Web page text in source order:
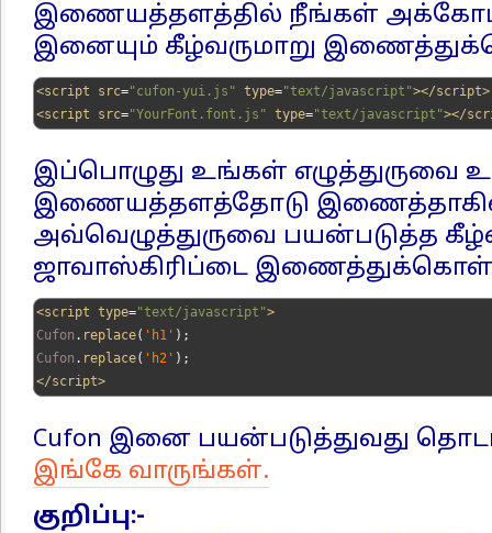
இணையத்தளத்தில் நீங்கள்
இனையும் கீழ்வருமாறு
<script src="cufon-yui.js" type="text/javascript"></script>
<script
src="YourFont.font.js" type="text/javascript"></
இப்பொழுது உங்கள் எழுத்துருவை
இணையத்தளத்தோடு
அவ்வெழுத்துருவை பயன்படுத்த
ஜாவாஸ்கிரிப்டை
<script type="text/javascript">
Cufon . replace( 'h1' );
Cufon . replace( 'h2' );
</script>
Cufon இனை பயன்படுத்துவது
இங்கே வாருங்கள்.
குறிப்பு:-